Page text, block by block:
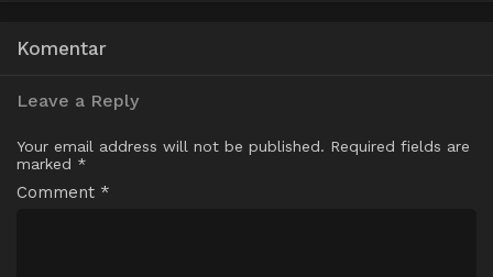
Komentar
Leave a Reply
Your email address will not be published. Required fields are
marked *
Comment *